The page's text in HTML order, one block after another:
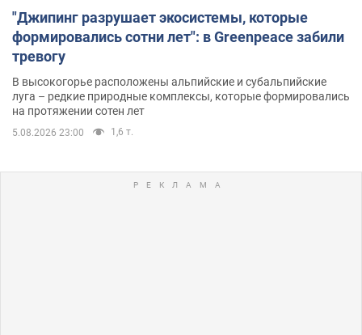
"Джипинг разрушает экосистемы, которые
формировались сотни лет": в Greenpeace забили
тревогу
В высокогорье расположены альпийские и субальпийские
луга – редкие природные комплексы, которые формировались
на протяжении сотен лет
5.08.2026 23:00 1,6 т.